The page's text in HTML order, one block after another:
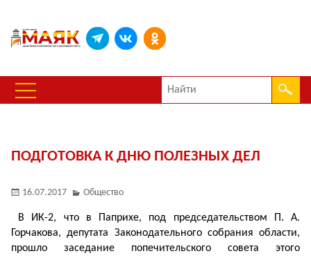
ПОДГОТОВКА К ДНЮ ПОЛЕЗНЫХ ДЕЛ
16.07.2017 Общество
В ИК-2, что в Паприхе, под председательством П. А.
Горчакова, депутата Законодательного собрания области,
прошло заседание попечительского совета этого